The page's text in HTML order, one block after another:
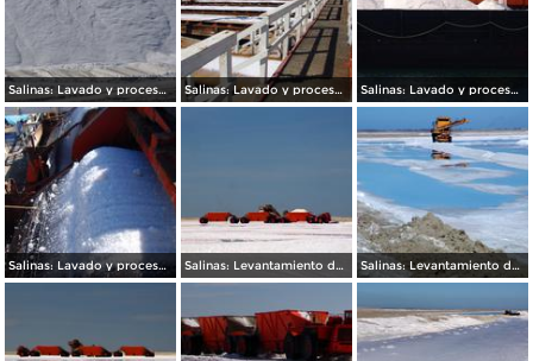
Salinas: Lavado y procesamiento de sal Salinas: Lavado y procesamiento de sal Salinas: Lavado y procesamiento de sal
Salinas: Lavado y procesamiento de sal Salinas: Levantamiento de sal de los vasos salinificadores Salinas: Levantamiento de sal de los vasos salinificadores